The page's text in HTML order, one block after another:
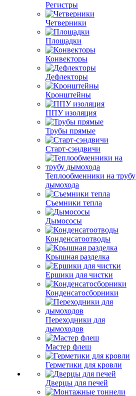
Регистры
Четверники
Площадки
Конвекторы
Дефлекторы
Кронштейны
ППУ изоляция
Трубы прямые
Старт-сэндвичи
Теплообменники на трубу
дымохода
Съемники тепла
Дымососы
Конденсатоотводы
Крышная разделка
Ершики для чистки
Конденсатосборники
Переходники для
дымоходов
Мастер флеш
Герметики для кровли
Дверцы для печей